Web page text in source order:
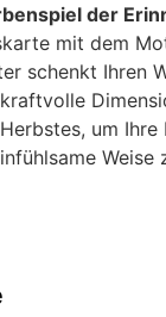
der
mit dem
schenkt Ihren
um Ihre
Weise